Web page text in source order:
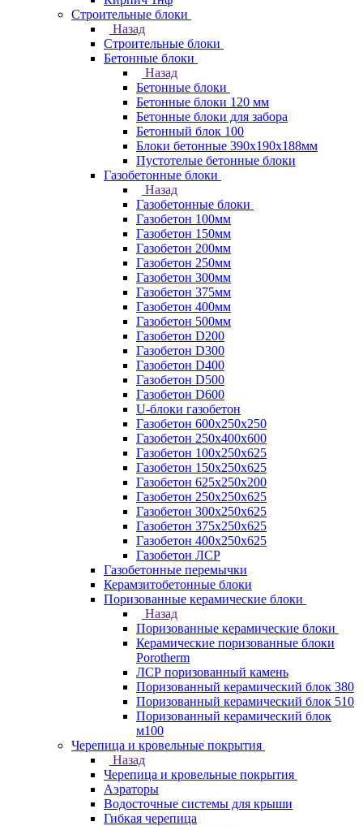
Строительные блоки
Назад
Строительные блоки
Бетонные блоки
Назад
Бетонные блоки
Бетонные блоки 120 мм
Бетонные блоки для забора
Бетонный блок 100
Блоки бетонные 390х190х188мм
Пустотелые бетонные блоки
Газобетонные блоки
Назад
Газобетонные блоки
Газобетон 100мм
Газобетон 150мм
Газобетон 200мм
Газобетон 250мм
Газобетон 300мм
Газобетон 375мм
Газобетон 400мм
Газобетон 500мм
Газобетон D200
Газобетон D300
Газобетон D400
Газобетон D500
Газобетон D600
U-блоки газобетон
Газобетон 600x250x250
Газобетон 250x400x600
Газобетон 100х250х625
Газобетон 150х250х625
Газобетон 625х250х200
Газобетон 250х250х625
Газобетон 300х250х625
Газобетон 375х250х625
Газобетон 400х250х625
Газобетон ЛСР
Газобетонные перемычки
Керамзитобетонные блоки
Поризованные керамические блоки
Назад
Поризованные керамические блоки
Керамические поризованные блоки
Porotherm
ЛСР поризованный камень
Поризованный керамический блок 380
Поризованный керамический блок 510
Поризованный керамический блок
м100
Черепица и кровельные покрытия
Назад
Черепица и кровельные покрытия
Аэраторы
Водосточные системы для крыши
Гибкая черепица